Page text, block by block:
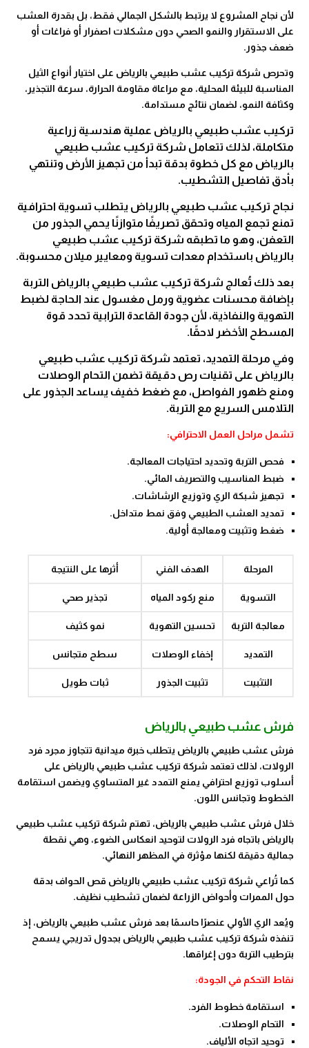
لأن نجاح المشروع لا يرتبط بالشكل الجمالي فقط، بل بقدرة العشب
على الاستقرار والنمو الصحي دون مشكلات اصفرار أو فراغات أو
ضعف جذور.
وتحرص شركة تركيب عشب طبيعي بالرياض على اختيار أنواع الثيل
المناسبة للبيئة المحلية، مع مراعاة مقاومة الحرارة، سرعة التجذير،
وكثافة النمو، لضمان نتائج مستدامة.
تركيب عشب طبيعي بالرياض عملية هندسية زراعية
متكاملة، لذلك تتعامل شركة تركيب عشب طبيعي
بالرياض مع كل خطوة بدقة تبدأ من تجهيز الأرض وتنتهي
بأدق تفاصيل التشطيب.
نجاح تركيب عشب طبيعي بالرياض يتطلب تسوية احترافية
تمنع تجمع المياه وتحقق تصريفًا متوازنًا يحمي الجذور من
التعفن، وهو ما تطبقه شركة تركيب عشب طبيعي
بالرياض باستخدام معدات تسوية ومعايير ميلان محسوبة.
بعد ذلك تُعالج شركة تركيب عشب طبيعي بالرياض التربة
بإضافة محسنات عضوية ورمل مغسول عند الحاجة لضبط
التهوية والنفاذية، لأن جودة القاعدة الترابية تحدد قوة
المسطح الأخضر لاحقًا.
وفي مرحلة التمديد، تعتمد شركة تركيب عشب طبيعي
بالرياض على تقنيات رص دقيقة تضمن التحام الوصلات
ومنع ظهور الفواصل، مع ضغط خفيف يساعد الجذور على
التلامس السريع مع التربة.
تشمل مراحل العمل الاحترافي:
فحص التربة وتحديد احتياجات المعالجة.
ضبط المناسيب والتصريف المائي.
تجهيز شبكة الري وتوزيع الرشاشات.
تمديد العشب الطبيعي وفق نمط متداخل.
ضغط وتثبيت ومعالجة أولية.
المرحلة الهدف الفني أثرها على النتيجة
التسوية منع ركود المياه تجذير صحي
معالجة التربة تحسين التهوية نمو كثيف
التمديد إخفاء الوصلات سطح متجانس
التثبيت تثبيت الجذور ثبات طويل
فرش عشب طبيعي بالرياض
فرش عشب طبيعي بالرياض يتطلب خبرة ميدانية تتجاوز مجرد فرد
الرولات، لذلك تعتمد شركة تركيب عشب طبيعي بالرياض على
أسلوب توزيع احترافي يمنع التمدد غير المتساوي ويضمن استقامة
الخطوط وتجانس اللون.
خلال فرش عشب طبيعي بالرياض، تهتم شركة تركيب عشب طبيعي
بالرياض باتجاه فرد الرولات لتوحيد انعكاس الضوء، وهي نقطة
جمالية دقيقة لكنها مؤثرة في المظهر النهائي.
كما تُراعي شركة تركيب عشب طبيعي بالرياض قص الحواف بدقة
حول الممرات وأحواض الزراعة لضمان تشطيب نظيف.
ويُعد الري الأولي عنصرًا حاسمًا بعد فرش عشب طبيعي بالرياض، إذ
تنفذه شركة تركيب عشب طبيعي بالرياض بجدول تدريجي يسمح
بترطيب التربة دون إغراقها.
نقاط التحكم في الجودة:
استقامة خطوط الفرد.
التحام الوصلات.
توحيد اتجاه الألياف.